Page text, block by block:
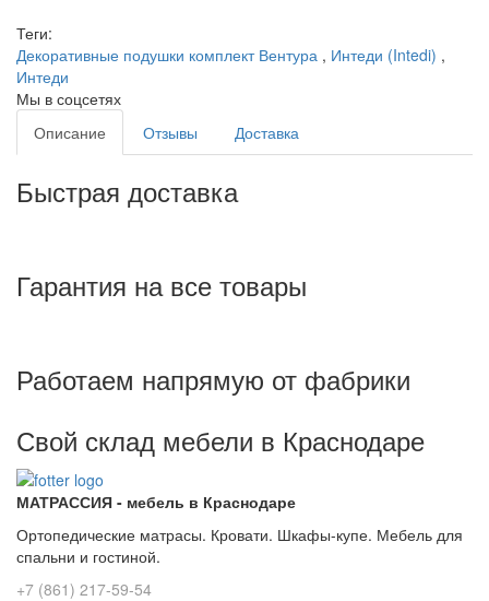
Теги:
Декоративные подушки комплект Вентура , Интеди (Intedi) ,
Интеди
Мы в соцсетях
Описание
Отзывы Доставка
Быстрая доставка
Гарантия на все товары
Работаем напрямую от фабрики
Свой склад мебели в Краснодаре
МАТРАССИЯ - мебель в Краснодаре
Ортопедические матрасы. Кровати. Шкафы-купе. Мебель для
спальни и гостиной.
+7 (861) 217-59-54